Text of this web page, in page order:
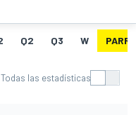
Q2 Q3 W
Todas las estadísticas